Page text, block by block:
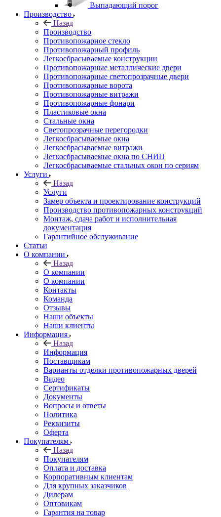
Выпадающий порог
Производство
Назад
Производство
Противопожарное стекло
Противопожарный профиль
Легкосбрасываемые конструкции
Противопожарные металлические двери
Противопожарные светопрозрачные двери
Противопожарные ворота
Противопожарные витражи
Противопожарные фонари
Пластиковые окна
Стальные окна
Светопрозрачные перегородки
Легкосбрасываемые окна
Легкосбрасываемые витражи
Легкосбрасываемые окна по СНИП
Легкосбрасываемые стальных окон по сериям
Услуги
Назад
Услуги
Замер объекта и проектирование конструкций
Производство противопожарных конструкций
Монтаж, сдача работ и исполнительная
документация
Гарантийное обслуживание
Статьи
О компании
Назад
О компании
О компании
Контакты
Команда
Отзывы
Наши объекты
Наши клиенты
Информация
Назад
Информация
Поставщикам
Варианты отделки противопожарных дверей
Видео
Сертификаты
Документы
Вопросы и ответы
Политика
Реквизиты
Оферта
Покупателям
Назад
Покупателям
Оплата и доставка
Корпоративным клиентам
Для крупных заказчиков
Дилерам
Оптовикам
Гарантия на товар